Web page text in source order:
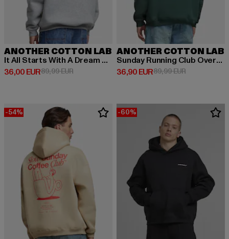
ANOTHER COTTON LAB
It All Starts With A Dream Oversize
36,00 EUR
Derzeitiger Preis: 36,00 EUR
89,99 EURAktionspreis: 89,99 EUR
ANOTHER COTTON LAB
Sunday Running Club Oversized
36,90 EUR
Derzeitiger Preis: 36,90 EUR
89,99 EURAktionspreis:
-54% -60%